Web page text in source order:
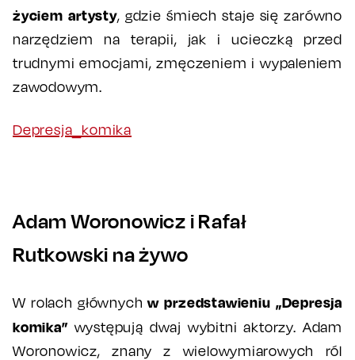
życiem artysty, gdzie śmiech staje się zarówno
narzędziem na terapii, jak i ucieczką przed
trudnymi emocjami, zmęczeniem i wypaleniem
zawodowym.
Depresja_komika
Adam Woronowicz i Rafał
Rutkowski na żywo
W rolach głównychw przedstawieniu „Depresja
komika”występują dwaj wybitni aktorzy. Adam
Woronowicz, znany z wielowymiarowych ról